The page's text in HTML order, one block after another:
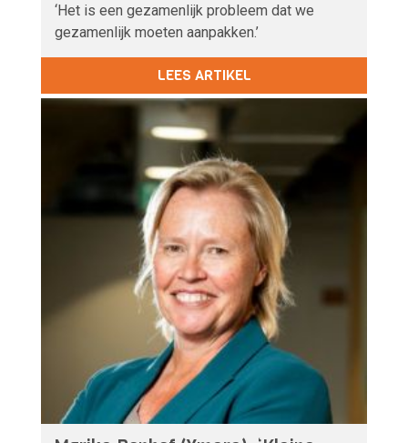
‘Het is een gezamenlijk probleem dat we
gezamenlijk moeten aanpakken.’
LEES ARTIKEL